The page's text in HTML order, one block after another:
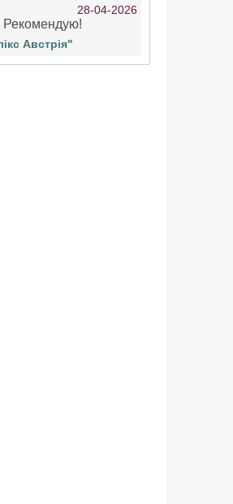
28-04-2026
Рекомендую!
Австрія"